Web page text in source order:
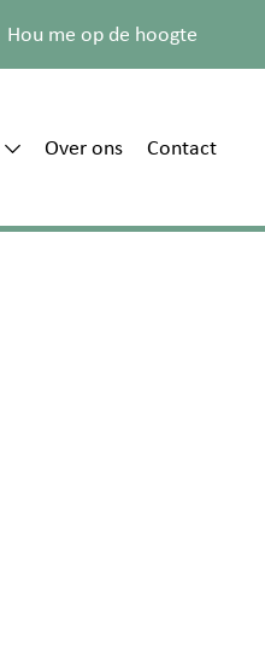
Hou me op de hoogte
Over ons Contact